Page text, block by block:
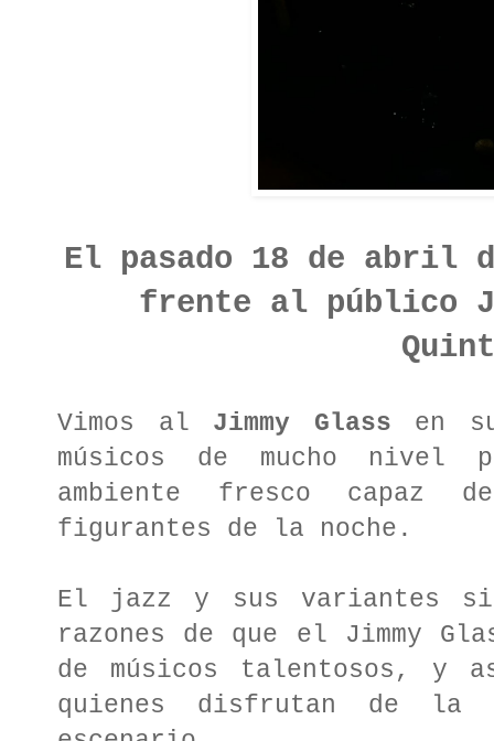
El pasado 18 de abril
frente al público
Vimos al Jimmy Glass en
músicos de mucho
ambiente fresco capaz
figurantes de la noche.
El jazz y sus variantes
razones de que el Jimmy
de músicos talentosos, y
quienes disfrutan de la